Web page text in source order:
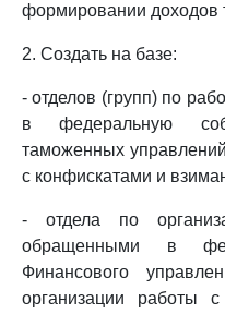
формировании доходов
2. Создать на базе:
- отделов (групп) по
в федеральную
таможенных
с конфискатами и
- отдела по
обращенными в
Финансового
организации работы